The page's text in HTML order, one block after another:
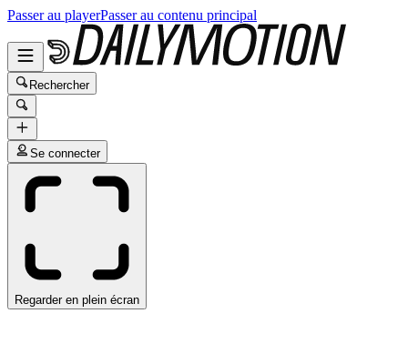
Passer au playerPasser au contenu principal
Rechercher
Se connecter
Regarder en plein écran